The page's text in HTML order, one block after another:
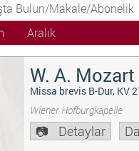
Bulun/Makale/Abonelik
Aralık
W. A. Mozart
Missa brevis B-Dur, KV
Wiener Hofburgkapelle
Detaylar